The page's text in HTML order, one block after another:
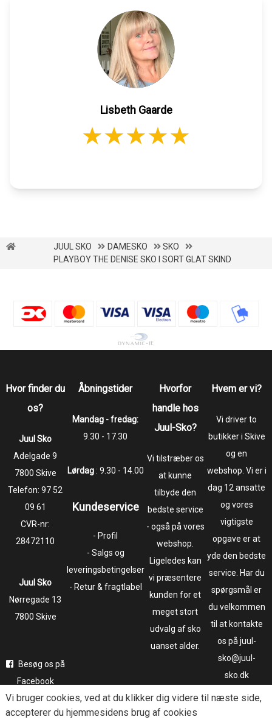
Lisbeth Gaarde
JUUL SKO DAMESKO
SKO
PLAYBOY THE DENISE SKO I SORT GLAT SKIND
Hvor finder du
os?
Juul Sko
​​​​​​​Adelgade 9
7800 Skive
Telefon:97 52
09 61
CVR-nr:
28472110
Juul Sko
​​​​​​​Nørregade 13
7800 Skive
Besøg os på
Facebook
Følg os på
Åbningstider
Mandag - fredag:
9.30 - 17.30
Lørdag: 9.30 - 14.00
Kundeservice
- Profil
- Salgs og
leveringsbetingelser
- Retur & fragtlabel
Hvorfor
handle hos
Juul-Sko?
Vi tilstræber os
at kunne
tilbyde den
bedste service
- også på vores
webshop.
Ligeledes kan
vi præsentere
kunden for et
meget stort
udvalg af sko
uanset alder.
Hvem er vi?
Vi driver to
butikker i Skive
og en
webshop. Vi er i
dag 12 ansatte
og vores
vigtigste
opgave er at
yde den bedste
service. Har du
spørgsmål er
du velkommen
til at kontakte
os på juul-
sko@juul-
sko.dk
Vi bruger cookies, ved at du klikker dig videre til næste side,
accepterer du hjemmesidens brug af cookies